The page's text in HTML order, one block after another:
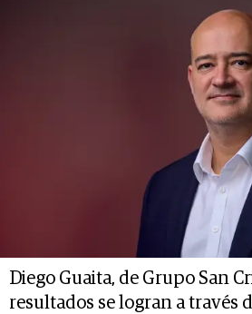
Diego Guaita, de Grupo San
resultados se logran a través